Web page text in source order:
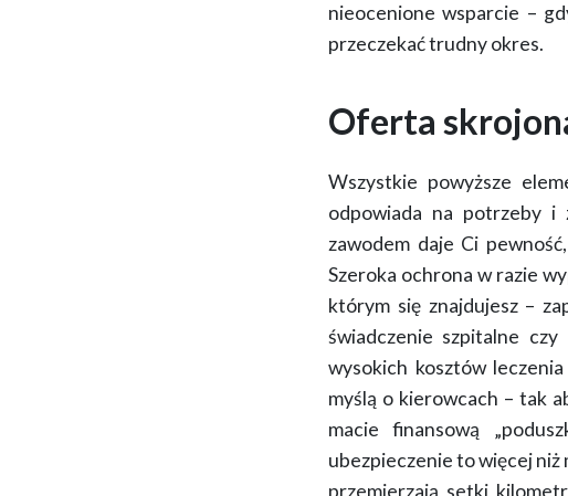
nieocenione wsparcie –
przeczekać trudny okres.
Oferta
Wszystkie powyższe
odpowiada na potrzeby i
zawodem daje Ci
Szeroka ochrona w razie
którym się znajdujesz –
świadczenie szpitalne
wysokich kosztów
myślą o kierowcach – tak
macie finansową
ubezpieczenie to więcej niż
przemierzają setki